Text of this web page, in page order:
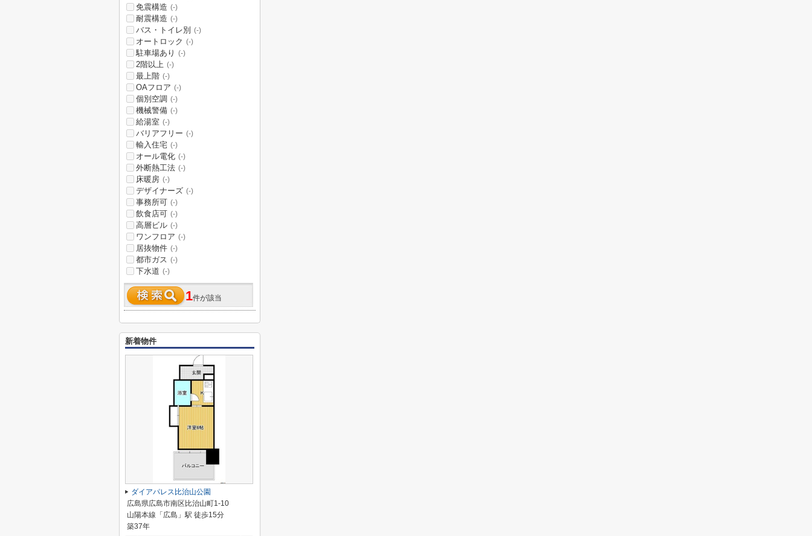
免震構造 (-)
耐震構造 (-)
バス・トイレ別 (-)
オートロック (-)
駐車場あり (-)
2階以上 (-)
最上階 (-)
OAフロア (-)
個別空調 (-)
機械警備 (-)
給湯室 (-)
バリアフリー (-)
輸入住宅 (-)
オール電化 (-)
外断熱工法 (-)
床暖房 (-)
デザイナーズ (-)
事務所可 (-)
飲食店可 (-)
高層ビル (-)
ワンフロア (-)
居抜物件 (-)
都市ガス (-)
下水道 (-)
1件が該当
新着物件
ダイアパレス比治山公園
広島県広島市南区比治山町1-10
山陽本線「広島」駅 徒歩15分
築37年